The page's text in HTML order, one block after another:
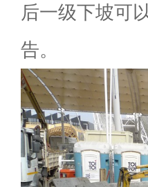
后一级下坡可
告。